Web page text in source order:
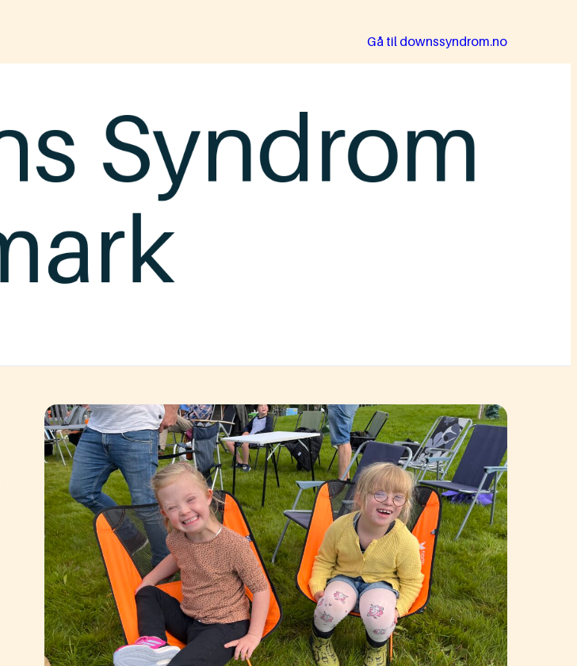
Gå til downssyndrom.no